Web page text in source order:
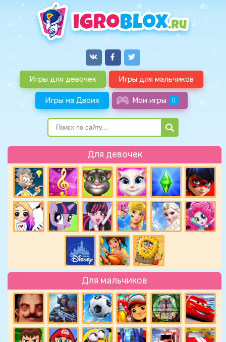
Игры для девочек Игры для мальчиков
Игры на Двоих Мои игры 0
Для девочек
Для мальчиков